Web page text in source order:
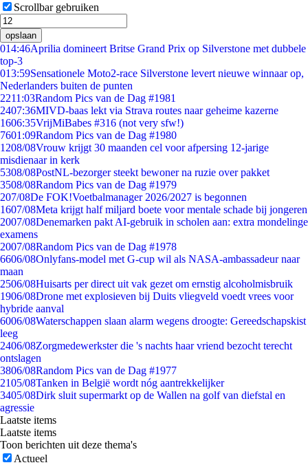
Scrollbar gebruiken
opslaan
014:46Aprilia domineert Britse Grand Prix op Silverstone met dubbele
top-3
013:59Sensationele Moto2-race Silverstone levert nieuwe winnaar op,
Nederlanders buiten de punten
2211:03Random Pics van de Dag #1981
2407:36MIVD-baas lekt via Strava routes naar geheime kazerne
1606:35VrijMiBabes #316 (not very sfw!)
7601:09Random Pics van de Dag #1980
1208/08Vrouw krijgt 30 maanden cel voor afpersing 12-jarige
misdienaar in kerk
5308/08PostNL-bezorger steekt bewoner na ruzie over pakket
3508/08Random Pics van de Dag #1979
207/08De FOK!Voetbalmanager 2026/2027 is begonnen
1607/08Meta krijgt half miljard boete voor mentale schade bij jongeren
2007/08Denemarken pakt AI-gebruik in scholen aan: extra mondelinge
examens
2007/08Random Pics van de Dag #1978
6606/08Onlyfans-model met G-cup wil als NASA-ambassadeur naar
maan
2506/08Huisarts per direct uit vak gezet om ernstig alcoholmisbruik
1906/08Drone met explosieven bij Duits vliegveld voedt vrees voor
hybride aanval
6006/08Waterschappen slaan alarm wegens droogte: Gereedschapskist
leeg
2406/08Zorgmedewerkster die 's nachts haar vriend bezocht terecht
ontslagen
3806/08Random Pics van de Dag #1977
2105/08Tanken in België wordt nóg aantrekkelijker
3405/08Dirk sluit supermarkt op de Wallen na golf van diefstal en
agressie
Laatste items
Laatste items
Toon berichten uit deze thema's
Actueel